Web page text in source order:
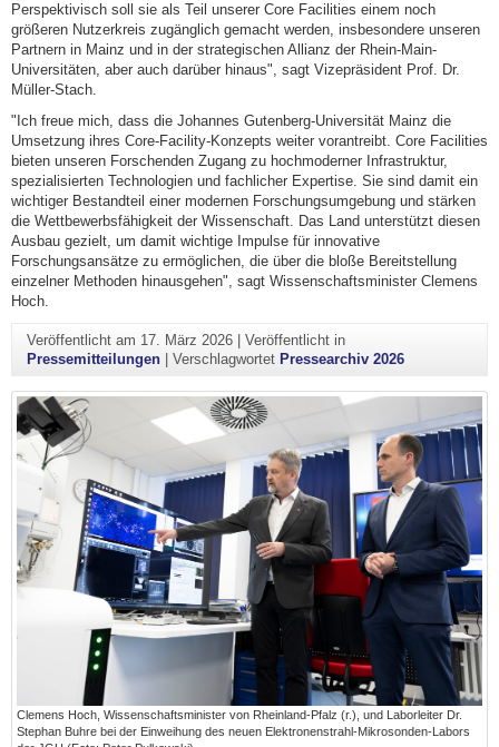
Perspektivisch soll sie als Teil unserer Core Facilities einem noch
größeren Nutzerkreis zugänglich gemacht werden, insbesondere unseren
Partnern in Mainz und in der strategischen Allianz der Rhein-Main-
Universitäten, aber auch darüber hinaus", sagt Vizepräsident Prof. Dr.
Müller-Stach.
"Ich freue mich, dass die Johannes Gutenberg-Universität Mainz die
Umsetzung ihres Core-Facility-Konzepts weiter vorantreibt. Core Facilities
bieten unseren Forschenden Zugang zu hochmoderner Infrastruktur,
spezialisierten Technologien und fachlicher Expertise. Sie sind damit ein
wichtiger Bestandteil einer modernen Forschungsumgebung und stärken
die Wettbewerbsfähigkeit der Wissenschaft. Das Land unterstützt diesen
Ausbau gezielt, um damit wichtige Impulse für innovative
Forschungsansätze zu ermöglichen, die über die bloße Bereitstellung
einzelner Methoden hinausgehen", sagt Wissenschaftsminister Clemens
Hoch.
Veröffentlicht am 17. März 2026| Veröffentlicht in
Pressemitteilungen| Verschlagwortet Pressearchiv 2026
Clemens Hoch, Wissenschaftsminister von Rheinland-Pfalz (r.), und Laborleiter Dr.
Stephan Buhre bei der Einweihung des neuen Elektronenstrahl-Mikrosonden-Labors